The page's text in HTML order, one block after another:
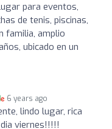
para eventos,
de tenis, piscinas,
familia, amplio
ubicado en un
6 years ago
lindo lugar, rica
viernes!!!!!